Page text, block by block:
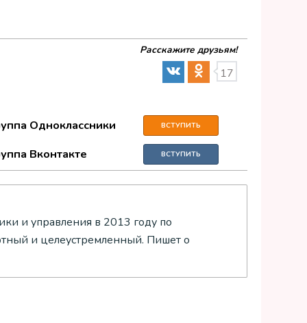
Расскажите друзьям!
17
Одноклассники ВСТУПИТЬ
Вконтакте ВСТУПИТЬ
и управления в 2013 году по
и целеустремленный. Пишет о